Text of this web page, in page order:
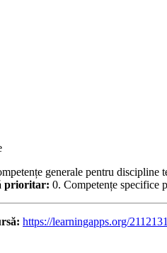
generale pentru discipline
prioritar: 0. Competențe specifice
https://learningapps.org/